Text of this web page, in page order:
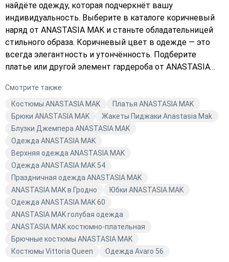
найдёте одежду, которая подчеркнёт вашу
индивидуальность. Выберите в каталоге коричневый
наряд от ANASTASIA MAK и станьте обладательницей
стильного образа. Коричневый цвет в одежде — это
всегда элегантность и утончённость. Подберите
платье или другой элемент гардероба от ANASTASIA
упустите возможность оформить заказ прямо сейчас и
порадовать себя качественной одеждой от известного
бренда.
Смотрите также:
Костюмы ANASTASIA MAK
Платья ANASTASIA MAK
Брюки ANASTASIA MAK
Жакеты Пиджаки Anastasia Mak
Блузки Джемпера ANASTASIA MAK
Одежда ANASTASIA MAK
Верхняя одежда ANASTASIA MAK
Одежда ANASTASIA MAK 54
Праздничная одежда ANASTASIA MAK
ANASTASIA MAK в Гродно
Юбки ANASTASIA MAK
Одежда ANASTASIA MAK 60
ANASTASIA MAK голубая одежда
ANASTASIA MAK костюмно-плательная
Брючные костюмы ANASTASIA MAK
Костюмы Vittoria Queen
Одежда Avaro 56